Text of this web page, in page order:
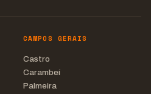
CAMPOS GERAIS
Castro
Carambeí
Palmeira